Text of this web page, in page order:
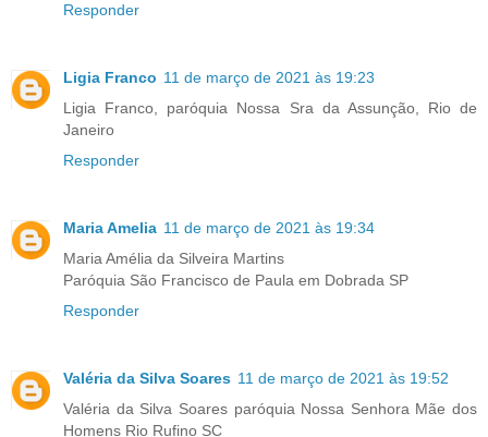
Responder
Ligia Franco 11 de março de 2021 às 19:23
Ligia Franco, paróquia Nossa Sra da Assunção, Rio de
Janeiro
Responder
Maria Amelia 11 de março de 2021 às 19:34
Maria Amélia da Silveira Martins
Paróquia São Francisco de Paula em Dobrada SP
Responder
Valéria da Silva Soares 11 de março de 2021 às 19:52
Valéria da Silva Soares paróquia Nossa Senhora Mãe dos
Homens Rio Rufino SC